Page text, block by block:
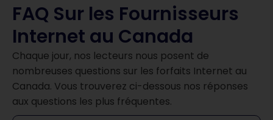
FAQ Sur les Fournisseurs
Internet au Canada
Chaque jour, nos lecteurs nous posent de
nombreuses questions sur les forfaits Internet au
Canada. Vous trouverez ci-dessous nos réponses
aux questions les plus fréquentes.